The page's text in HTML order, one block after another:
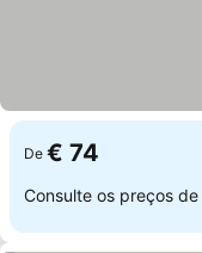
De € 74
Consulte os preços de